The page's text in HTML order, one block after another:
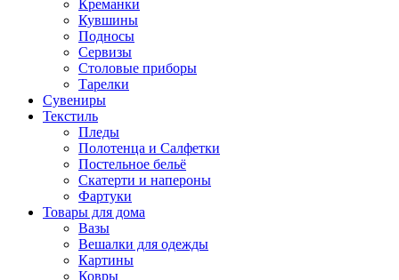
Креманки
Кувшины
Подносы
Сервизы
Столовые приборы
Тарелки
Сувениры
Текстиль
Пледы
Полотенца и Салфетки
Постельное бельё
Скатерти и напероны
Фартуки
Товары для дома
Вазы
Вешалки для одежды
Картины
Ковры